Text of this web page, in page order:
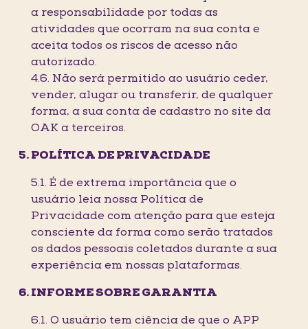
a responsabilidade por todas as
atividades que ocorram na sua conta e
aceita todos os riscos de acesso não
autorizado.
4.6. Não será permitido ao usuário ceder,
vender, alugar ou transferir, de qualquer
forma, a sua conta de cadastro no site da
OAK a terceiros.
POLÍTICA DE PRIVACIDADE
5.1. É de extrema importância que o
usuário leia nossa Política de
Privacidade com atenção para que esteja
consciente da forma como serão tratados
os dados pessoais coletados durante a sua
experiência em nossas plataformas.
INFORME SOBRE GARANTIA
6.1. O usuário tem ciência de que o APP